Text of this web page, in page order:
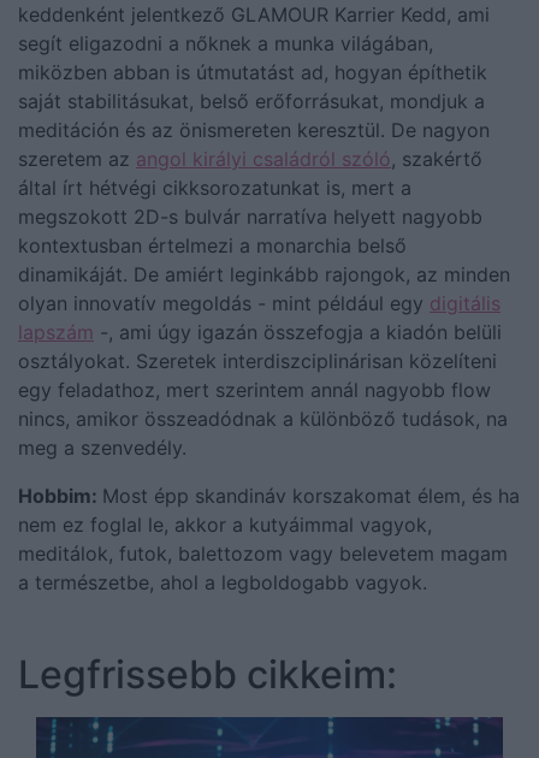
keddenként jelentkező GLAMOUR Karrier Kedd, ami
segít eligazodni a nőknek a munka világában,
miközben abban is útmutatást ad, hogyan építhetik
saját stabilitásukat, belső erőforrásukat, mondjuk a
meditáción és az önismereten keresztül. De nagyon
szeretem az angol királyi családról szóló, szakértő
által írt hétvégi cikksorozatunkat is, mert a
megszokott 2D-s bulvár narratíva helyett nagyobb
kontextusban értelmezi a monarchia belső
dinamikáját. De amiért leginkább rajongok, az minden
olyan innovatív megoldás - mint például egy digitális
lapszám -, ami úgy igazán összefogja a kiadón belüli
osztályokat. Szeretek interdiszciplinárisan közelíteni
egy feladathoz, mert szerintem annál nagyobb flow
nincs, amikor összeadódnak a különböző tudások, na
meg a szenvedély.
Hobbim: Most épp skandináv korszakomat élem, és ha
nem ez foglal le, akkor a kutyáimmal vagyok,
meditálok, futok, balettozom vagy belevetem magam
a természetbe, ahol a legboldogabb vagyok.
Legfrissebb cikkeim: